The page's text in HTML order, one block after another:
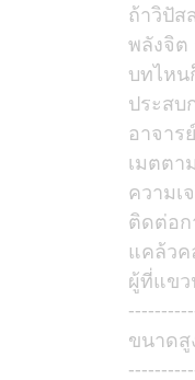
ถ้าวิปัส
พลังจิต
บทไหน
ประสบ
อาจาร
เมตตา
ความเ
ติดต่อก
แคล้ว
ผู้ที่แขว
ขนาดสู